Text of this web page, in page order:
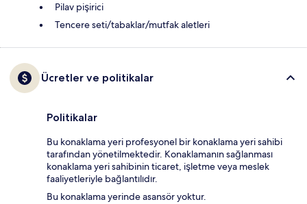
Pilav pişirici
Tencere seti/tabaklar/mutfak aletleri
Ücretler ve politikalar
Politikalar
Bu konaklama yeri profesyonel bir konaklama yeri sahibi
tarafından yönetilmektedir. Konaklamanın sağlanması
konaklama yeri sahibinin ticaret, işletme veya meslek
faaliyetleriyle bağlantılıdır.
Bu konaklama yerinde asansör yoktur.